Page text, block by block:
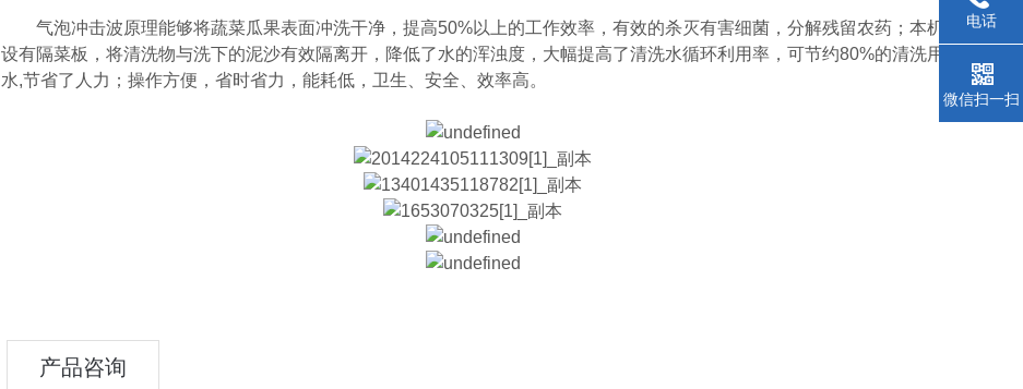
气泡冲击波原理能够将蔬菜瓜果表面冲洗干净，提高50%以上的工作效率，有效的杀灭有害细菌，分解残留农药；本机
设有隔菜板，将清洗物与洗下的泥沙有效隔离开，降低了水的浑浊度，大幅提高了清洗水循环利用率，可节约80%的清洗用
水,节省了人力；操作方便，省时省力，能耗低，卫生、安全、效率高。
产品咨询
电话
微信扫一扫